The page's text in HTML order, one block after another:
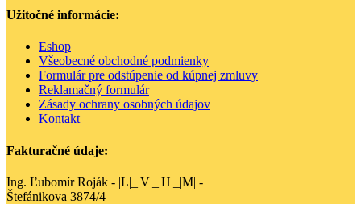
Užitočné informácie:
Eshop
Všeobecné obchodné podmienky
Formulár pre odstúpenie od kúpnej zmluvy
Reklamačný formulár
Zásady ochrany osobných údajov
Kontakt
Fakturačné údaje:
Ing. Ľubomír Roják - |L|_|V|_|H|_|M| -
Štefánikova 3874/4